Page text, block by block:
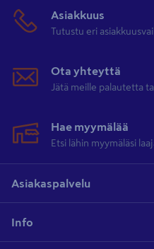
Asiakkuus
Tutustu eri
Ota yhteyttä
Jätä meille palautetta
Hae myymälää
Etsi lähin myymäläsi
Asiakaspalvelu
Info